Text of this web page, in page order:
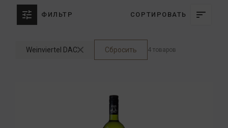
ФИЛЬТР СОРТИРОВАТЬ
Weinviertel DAC Сбросить 4 товаров